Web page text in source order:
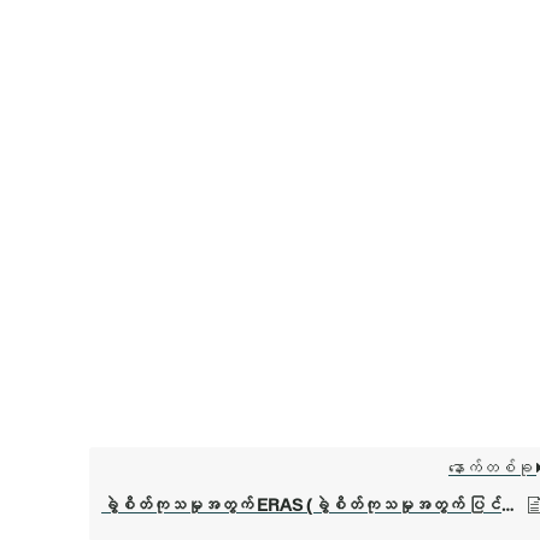
နောက်တစ်ခု
ခွဲစိတ်ကုသမှုအတွက် ERAS (ခွဲစိတ်ကုသမှုအတွက် ပြင်ဆင်ပါ)